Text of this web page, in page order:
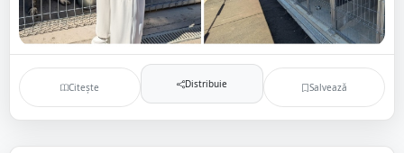
Citește Distribuie Salvează